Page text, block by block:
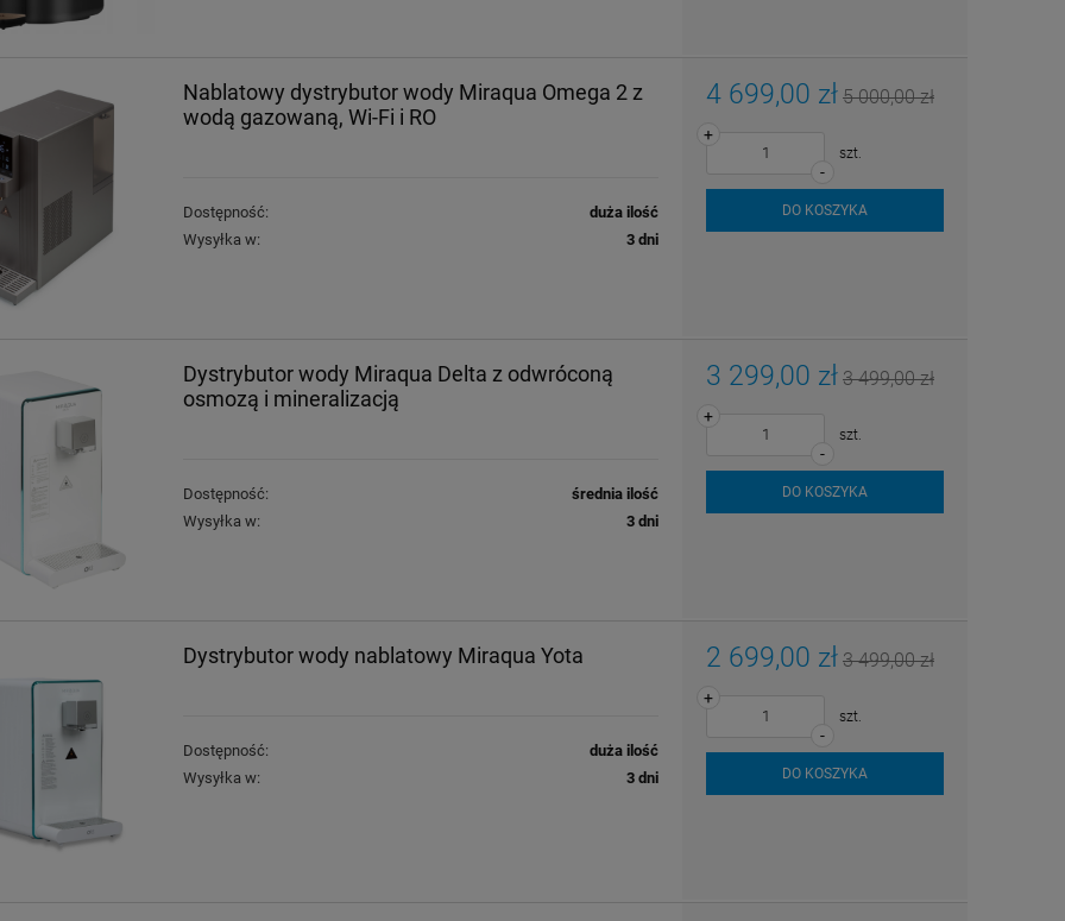
Nablatowy dystrybutor wody Miraqua Omega 2 z
wodą gazowaną, Wi-Fi i RO
Dostępność:
duża ilość
Wysyłka w:
3 dni
4 699,00 zł 5 000,00 zł
-
+
szt.
DO KOSZYKA
Dystrybutor wody Miraqua Delta z odwróconą
osmozą i mineralizacją
Dostępność:
średnia ilość
Wysyłka w:
3 dni
3 299,00 zł 3 499,00 zł
-
+
szt.
DO KOSZYKA
Dystrybutor wody nablatowy Miraqua Yota
Dostępność:
duża ilość
Wysyłka w:
3 dni
2 699,00 zł 3 499,00 zł
-
+
szt.
DO KOSZYKA